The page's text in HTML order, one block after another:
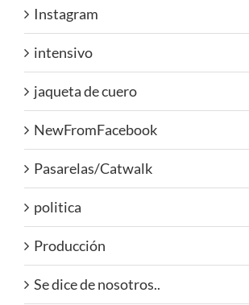
Instagram
intensivo
jaqueta de cuero
NewFromFacebook
Pasarelas/Catwalk
politica
Producción
Se dice de nosotros..